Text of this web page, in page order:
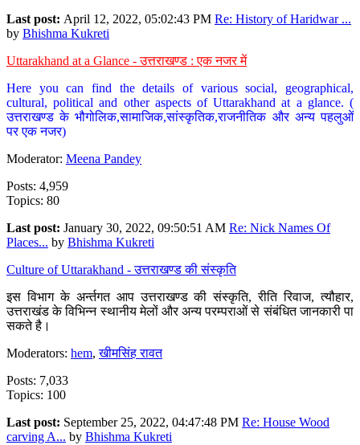
Last post: April 12, 2022, 05:02:43 PM Re: History of Haridwar ...
by Bhishma Kukreti
Uttarakhand at a Glance - उत्तराखण्ड : एक नजर में
Here you can find the details of various social, geographical,
cultural, political and other aspects of Uttarakhand at a glance. (
उत्तराखण्ड के भौगोलिक,सामाजिक,सांस्कृतिक,राजनीतिक और अन्य पहलुओं
पर एक नजर)
Moderator: Meena Pandey
Posts: 4,959
Topics: 80
Last post: January 30, 2022, 09:50:51 AM Re: Nick Names Of
Places... by Bhishma Kukreti
Culture of Uttarakhand - उत्तराखण्ड की संस्कृति
इस विभाग के अर्न्तगत आप उत्तराखण्ड की संस्कृति, रीति रिवाज, त्यौहार,
उत्तराखंड के विभिन्न स्थानीय मेलों और अन्य परम्पराओं से संबंधित जानकारी पा
सकते है।
Moderators: hem,खीमसिंह रावत
Posts: 7,033
Topics: 100
Last post: September 25, 2022, 04:47:48 PM Re: House Wood
carving A... by Bhishma Kukreti